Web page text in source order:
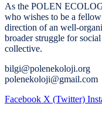
As the POLEN
who wishes to be a
direction of an well-
broader struggle for
collective.
bilgi@polenekoloji.org
polenekoloji@gmail.com
Facebook X (Twitter)